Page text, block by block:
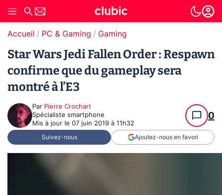
Accueil PC & Gaming Gaming
Star Wars Jedi Fallen Order : Respawn
confirme que du gameplay sera
montré à l’E3
Par Pierre Crochart
Spécialiste smartphone
Mis à jour le 07 juin 2019 à 11h32
0
Suivez-nous Ajoutez-nous en favori